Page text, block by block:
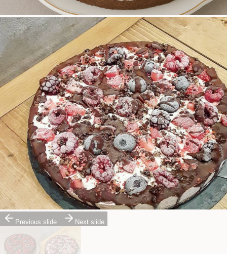
Previous slide Next slide